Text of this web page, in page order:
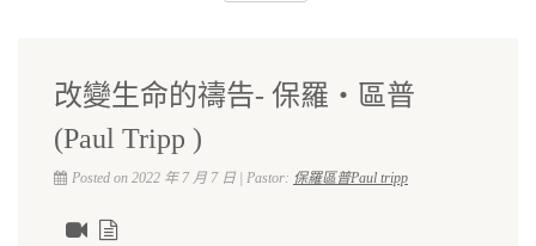
改變生命的禱告- 保羅‧區普
(Paul Tripp )
Posted on 2022 年 7 月 7 日 | Pastor: 保羅區普Paul tripp